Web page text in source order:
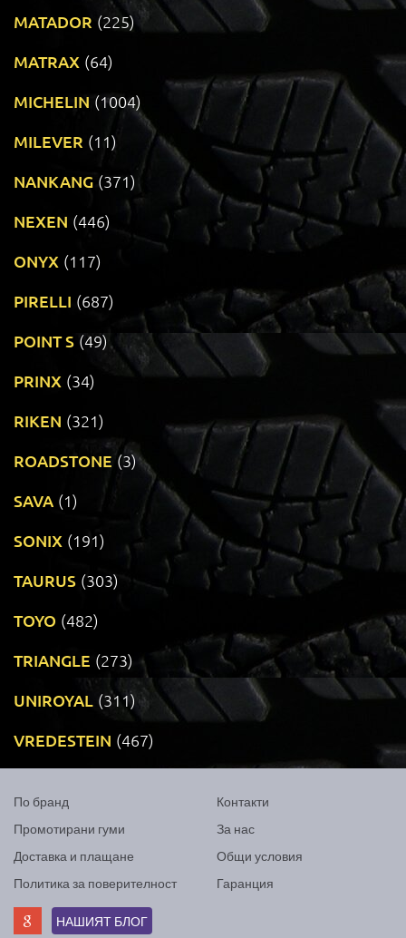
MATADOR (225)
MATRAX (64)
MICHELIN (1004)
MILEVER (11)
NANKANG (371)
NEXEN (446)
ONYX (117)
PIRELLI (687)
POINT S (49)
PRINX (34)
RIKEN (321)
ROADSTONE (3)
SAVA (1)
SONIX (191)
TAURUS (303)
TOYO (482)
TRIANGLE (273)
UNIROYAL (311)
VREDESTEIN (467)
По бранд
Промотирани гуми
Доставка и плащане
Политика за поверителност
Контакти
За нас
Общи условия
Гаранция
НАШИЯТ БЛОГ